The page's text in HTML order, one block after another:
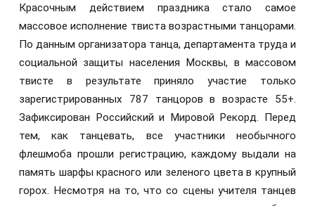
Красочным действием праздника стало самое
массовое исполнение твиста возрастными танцорами.
По данным организатора танца, департамента труда и
социальной защиты населения Москвы, в массовом
твисте в результате приняло участие только
зарегистрированных 787 танцоров в возрасте 55+.
Зафиксирован Российский и Мировой Рекорд. Перед
тем, как танцевать, все участники необычного
флешмоба прошли регистрацию, каждому выдали на
память шарфы красного или зеленого цвета в крупный
горох. Несмотря на то, что со сцены учителя танцев